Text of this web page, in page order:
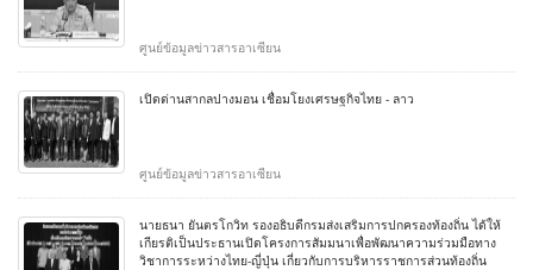
ศูนย์ข้อมูลข่าวสารอาเซียน
เปิดด่านสากลปางมอน เชื่อมโยงเศรษฐกิจไทย - ลาว
ศูนย์ข้อมูลข่าวสารอาเซียน
นายธนา ยันตรโกวิท รองอธิบดีกรมส่งเสริมการปกครองท้องถิ่น ได้ให้
เกียรติเป็นประธานเปิดโครงการสัมมนาเพื่อพัฒนาความร่วมมือทาง
วิชาการระหว่างไทย-ญี่ปุ่น เกี่ยวกับการบริหารราชการส่วนท้องถิ่น